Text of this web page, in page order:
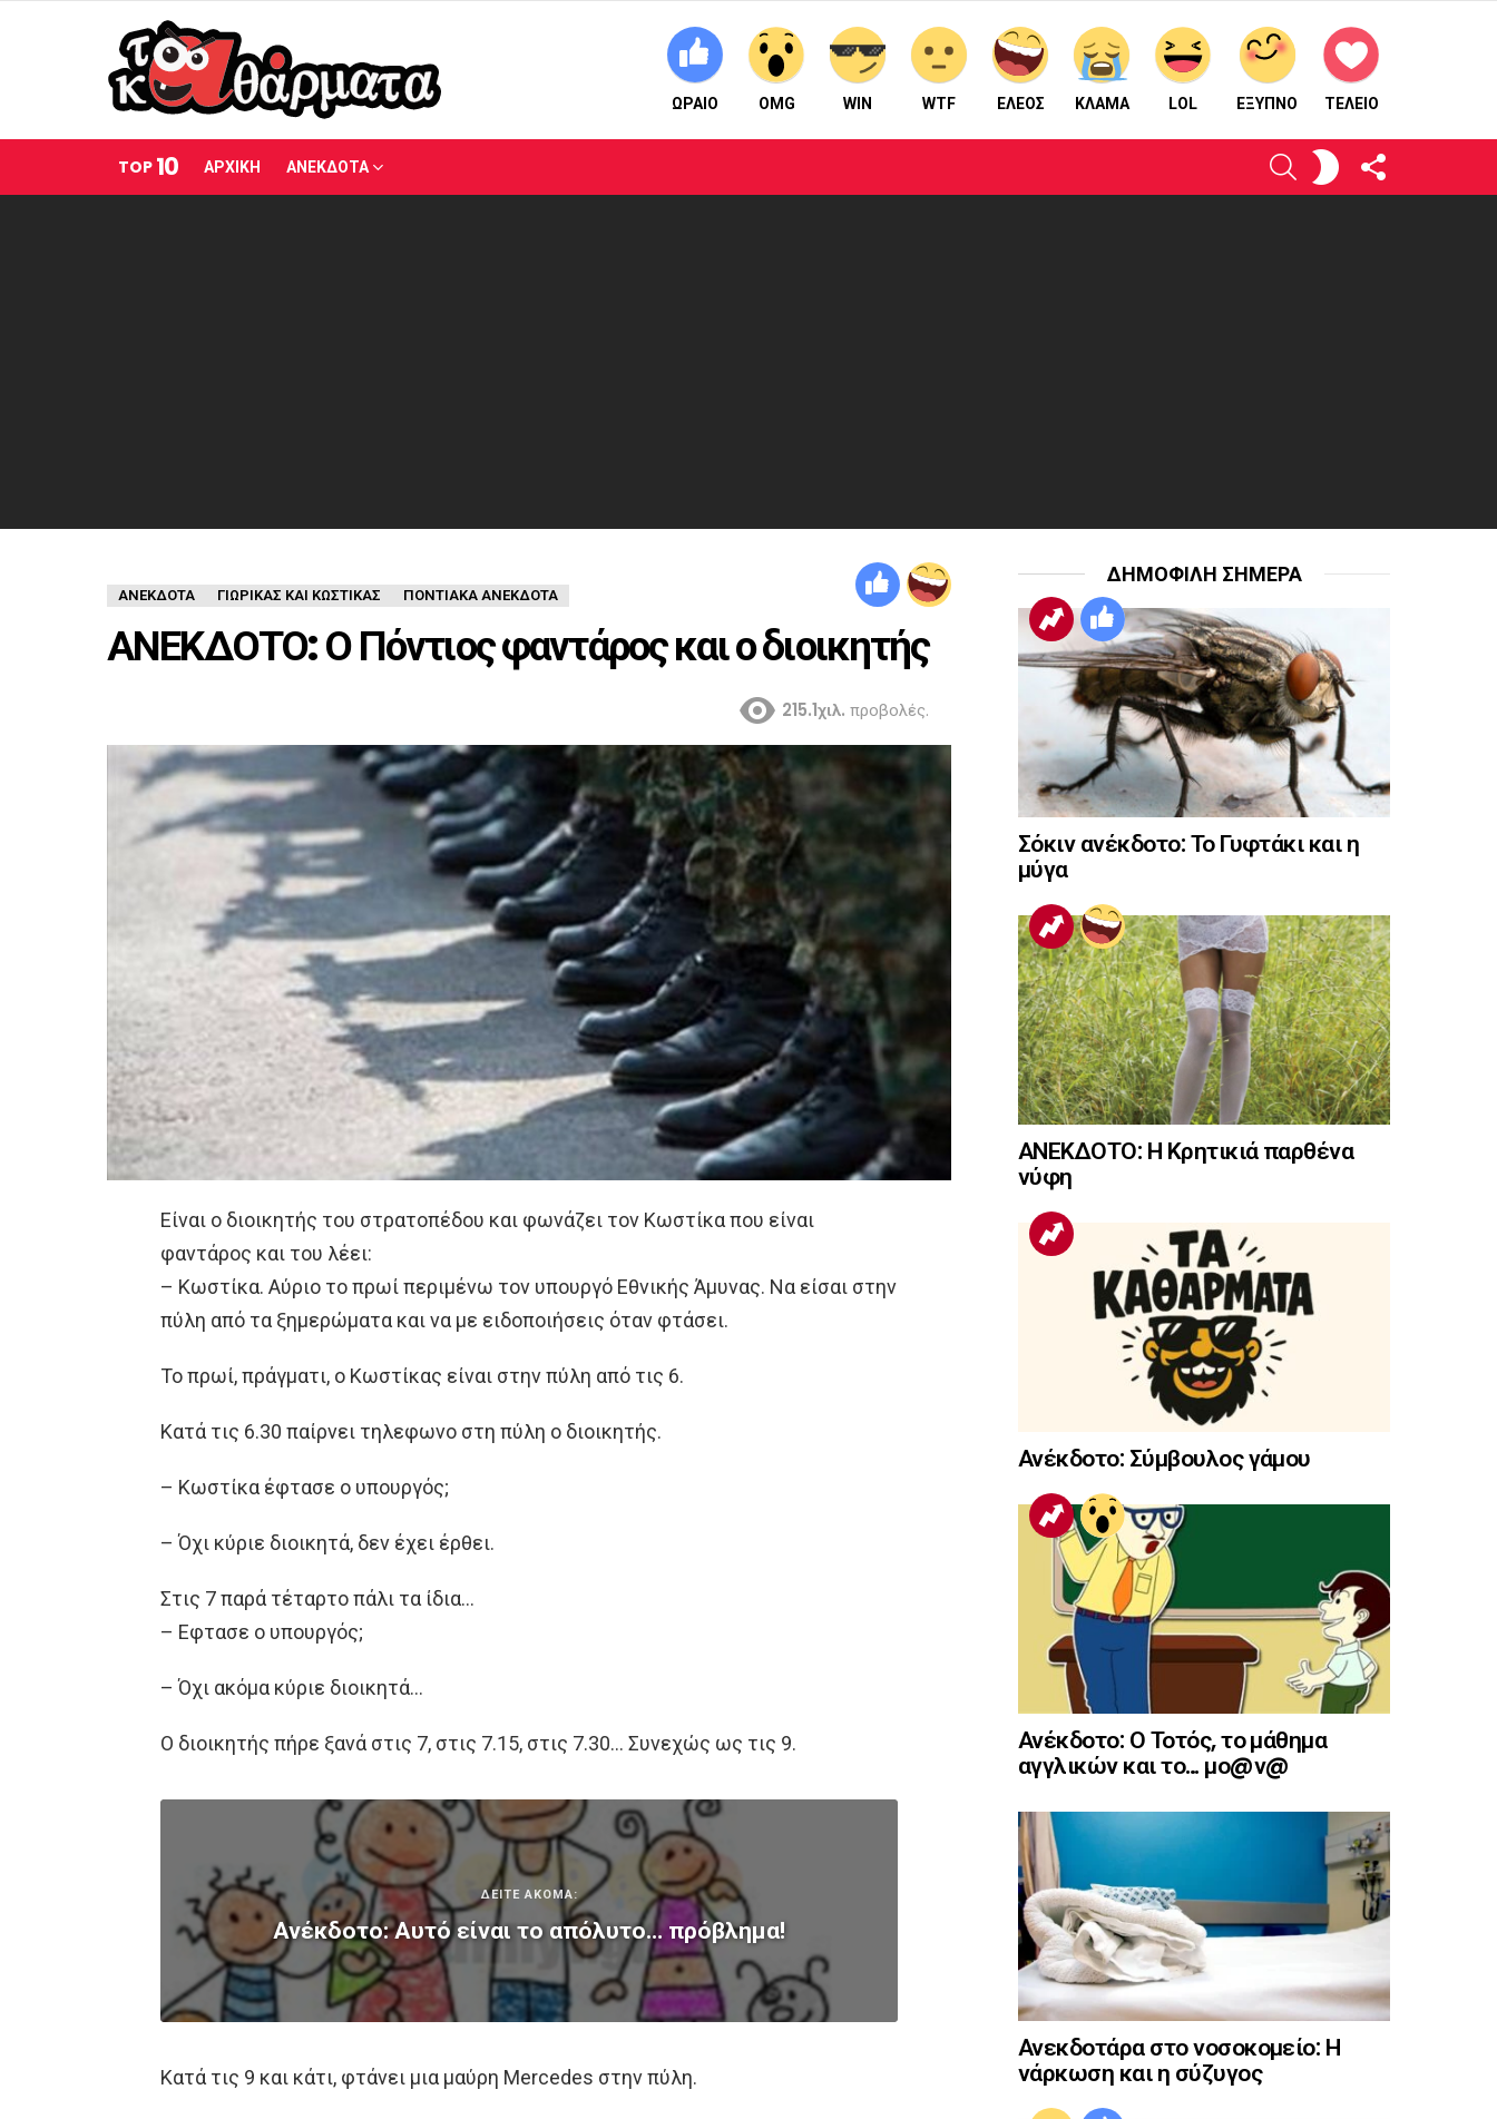
ΩΡΑΙΟ OMG WIN WTF ΕΛΕΟΣ ΚΛΑΜΑ LOL ΈΞΥΠΝΟ ΤΕΛΕΙΟ
TOP 10 ΑΡΧΙΚΗ ΑΝΕΚΔΟΤΑ
ΑΝΑΖΉΤΗΣΗΕΝΕΡΓΟΠΟΙΉΣΤΕ
ΤΟ
ΔΈΡΜΑ
ΑΝΈΚΔΟΤΑ ΓΙΩΡΙΚΑΣ ΚΑΙ ΚΩΣΤΙΚΑΣ ΠΟΝΤΙΑΚΑ ΑΝΕΚΔΟΤΑ
ΑΝΕΚΔΟΤΟ: Ο Πόντιος φαντάρος και ο διοικητής
215.1χιλ. προβολές.
Είναι ο διοικητής του στρατοπέδου και φωνάζει τον Κωστίκα που είναι
φαντάρος και του λέει:
– Κωστίκα. Αύριο το πρωί περιμένω τον υπουργό Εθνικής Άμυνας. Να είσαι στην
πύλη από τα ξημερώματα και να με ειδοποιήσεις όταν φτάσει.
Το πρωί, πράγματι, ο Kωστίκας είναι στην πύλη από τις 6.
Κατά τις 6.30 παίρνει τηλεφωνο στη πύλη ο διοικητής.
– Κωστίκα έφτασε ο υπουργός;
– Όχι κύριε διοικητά, δεν έχει έρθει.
Στις 7 παρά τέταρτο πάλι τα ίδια…
– Εφτασε ο υπουργός;
– Όχι ακόμα κύριε διοικητά…
Ο διοικητής πήρε ξανά στις 7, στις 7.15, στις 7.30… Συνεχώς ως τις 9.
ΔΕΙΤΕ ΑΚΟΜΑ:
Ανέκδοτο: Αυτό είναι το απόλυτο… πρόβλημα!
Κατά τις 9 και κάτι, φτάνει μια μαύρη Mercedes στην πύλη.
ΔΗΜΟΦΙΛΗ ΣΗΜΕΡΑ
Σόκιν ανέκδοτο: Το Γυφτάκι και η
μύγα
ΑΝΕΚΔΟΤΟ: Η Κρητικιά παρθένα
νύφη
Ανέκδοτο: Σύμβουλος γάμου
Ανέκδοτο: Ο Τοτός, το μάθημα
αγγλικών και το… μο@ν@
Ανεκδοτάρα στο νοσοκομείο: Η
νάρκωση και η σύζυγος